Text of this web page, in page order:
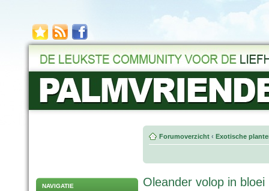
NAVIGATIE
Forumoverzicht ‹ Exotische
Oleander volop in bloei